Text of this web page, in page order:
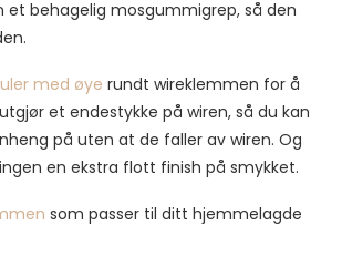
et behagelig mosgummigrep, så den
med øye rundt wireklemmen for å
et endestykke på wiren, så du kan
på uten at de faller av wiren. Og
en ekstra flott finish på smykket.
som passer til ditt hjemmelagde